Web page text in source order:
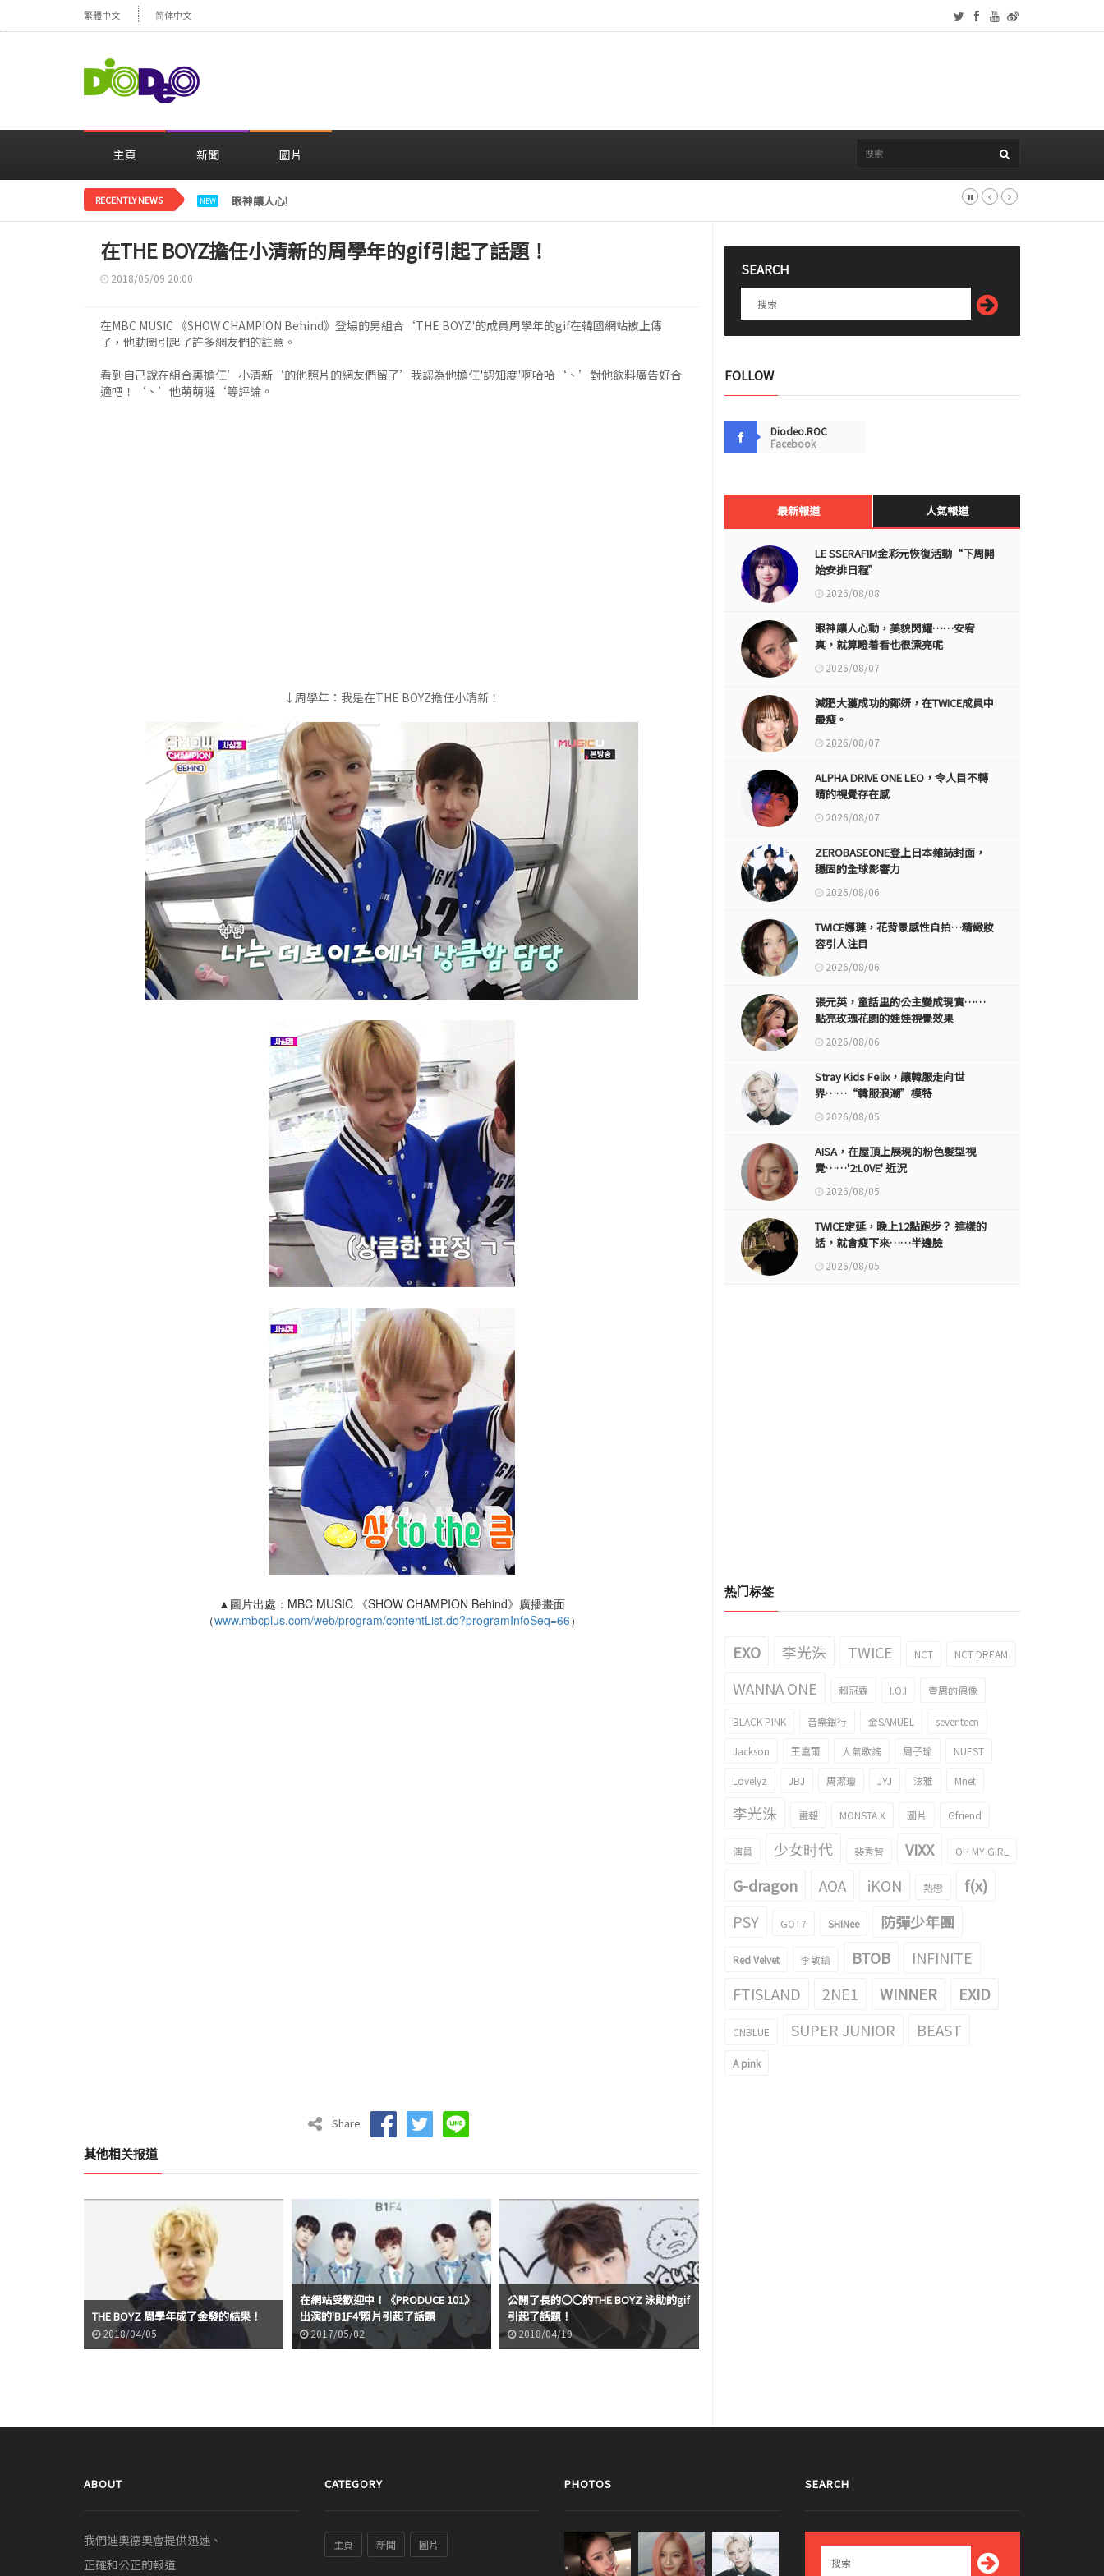
繁體中文 简体中文
主頁 新聞 圖片
RECENTLY NEWS NEW 眼神讓人心動，美貌閃耀……安宥真，就算瞪着看也很漂亮呢
在THE BOYZ擔任小清新的周學年的gif引起了話題！
2018/05/09 20:00
在MBC MUSIC 《SHOW CHAMPION Behind》登場的男組合‘THE BOYZ'的成員周學年的gif在韓國網站被上傳
了，他動圖引起了許多網友們的註意。
看到自己說在組合裏擔任’小清新‘的他照片的網友們留了’我認為他擔任'認知度'啊哈哈‘、’對他飲料廣告好合
適吧！‘、’他萌萌噠‘等評論。
↓周學年：我是在THE BOYZ擔任小清新！
▲圖片出處：MBC MUSIC 《SHOW CHAMPION Behind》廣播畫面
（www.mbcplus.com/web/program/contentList.do?programInfoSeq=66）
Share
其他相关报道
THE BOYZ 周學年成了金發的結果！
2018/04/05
在網站受歡迎中！《PRODUCE 101》
出演的'B1F4'照片引起了話題
2017/05/02
公開了長的〇〇的THE BOYZ 泳勛的gif
引起了話題！
2018/04/19
SEARCH
FOLLOW
Diodeo.ROC
Facebook
最新報道 人氣報道
LE SSERAFIM金彩元恢復活動“下周開
始安排日程”
2026/08/08
眼神讓人心動，美貌閃耀……安宥
真，就算瞪着看也很漂亮呢
2026/08/07
減肥大獲成功的鄭妍，在TWICE成員中
最瘦。
2026/08/07
ALPHA DRIVE ONE LEO，令人目不轉
睛的視覺存在感
2026/08/07
ZEROBASEONE登上日本雜誌封面，
穩固的全球影響力
2026/08/06
TWICE娜璉，花背景感性自拍…精緻妝
容引人注目
2026/08/06
張元英，童話里的公主變成現實……
點亮玫瑰花園的娃娃視覺效果
2026/08/06
Stray Kids Felix，讓韓服走向世
界……“韓服浪潮”模特
2026/08/05
AISA，在屋頂上展現的粉色髮型視
覺……'2:L0VE' 近況
2026/08/05
TWICE定延，晚上12點跑步？ 這樣的
話，就會瘦下來……半邊臉
2026/08/05
热门标签
EXO 李光洙 TWICE NCT NCT DREAM
WANNA ONE 賴冠霖 I.O.I 壹周的偶像
BLACK PINK 音樂銀行 金SAMUEL seventeen
Jackson 王嘉爾 人氣歌謠 周子瑜 NUEST
Lovelyz JBJ 周潔瓊 JYJ 泫雅 Mnet
李光洙 畫報 MONSTA X 圖片 Gfriend
演員 少女时代 裴秀智 VIXX OH MY GIRL
G-dragon AOA iKON 熱戀
f(x)
PSY
GOT7 SHINee 防彈少年團
Red Velvet 李敏鎬 BTOB
INFINITE
FTISLAND
2NE1 WINNER EXID
CNBLUE SUPER JUNIOR BEAST
A pink
ABOUT
我們迪奧德奧會提供迅速、
正確和公正的報道
CATEGORY
主頁 新聞 圖片
PHOTOS SEARCH